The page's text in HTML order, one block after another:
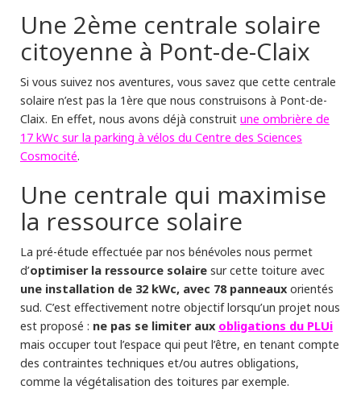
Une 2ème centrale solaire
citoyenne à Pont-de-Claix
Si vous suivez nos aventures, vous savez que cette centrale
solaire n’est pas la 1ère que nous construisons à Pont-de-
Claix. En effet, nous avons déjà construit une ombrière de
17 kWc sur la parking à vélos du Centre des Sciences
Cosmocité.
Une centrale qui maximise
la ressource solaire
La pré-étude effectuée par nos bénévoles nous permet
d’optimiser la ressource solaire sur cette toiture avec
une installation de 32 kWc, avec 78 panneaux orientés
sud. C’est effectivement notre objectif lorsqu’un projet nous
est proposé : ne pas se limiter aux obligations du PLUi
mais occuper tout l’espace qui peut l’être, en tenant compte
des contraintes techniques et/ou autres obligations,
comme la végétalisation des toitures par exemple.